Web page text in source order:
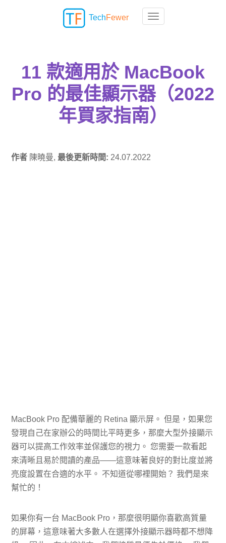
Toggle navigation
TechFewer
11 款適用於 MacBook
Pro 的最佳顯示器（2022
年買家指南）
作者 陳曉曼, 最後更新時間: 24.07.2022
MacBook Pro 配備華麗的 Retina 顯示屏。 但是，如果您
發現自己在家辦公的時間比平時更多，那麼大型外接顯示
器可以提高工作效率並保護您的視力。 您需要一款看起
來清晰且易於閱讀的產品——這意味著良好的對比度並將
亮度設置在合適的水平。 不知道從哪裡開始？ 我們是來
幫忙的！
如果你有一台 MacBook Pro，那麼很明顯你喜歡高質量
的屏幕，這意味著大多數人在選擇外接顯示器時都不想降